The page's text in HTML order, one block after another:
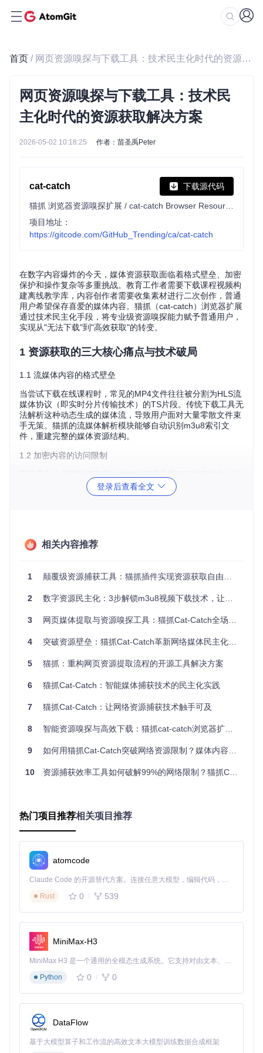
首页 / 网页资源嗅探与下载工具：技术民主化时代的资源获取解决方案
网页资源嗅探与下载工具：技术民
主化时代的资源获取解决方案
2026-05-02 10:18:25 作者：苗圣禹Peter
cat-catch 下载源代码
项目地址：
https://gitcode.com/GitHub_Trending/ca/cat-catch
在数字内容爆炸的今天，媒体资源获取面临着格式壁垒、加密
保护和操作复杂等多重挑战。教育工作者需要下载课程视频构
建离线教学库，内容创作者需要收集素材进行二次创作，普通
用户希望保存喜爱的媒体内容。猫抓（cat-catch）浏览器扩展
通过技术民主化手段，将专业级资源嗅探能力赋予普通用户，
实现从"无法下载"到"高效获取"的转变。
1 资源获取的三大核心痛点与技术破局
1.1 流媒体内容的格式壁垒
当尝试下载在线课程时，常见的MP4文件往往被分割为HLS流
媒体协议（即实时分片传输技术）的TS片段。传统下载工具无
法解析这种动态生成的媒体流，导致用户面对大量零散文件束
手无策。猫抓的流媒体解析模块能够自动识别m3u8索引文
件，重建完整的媒体资源结构。
1.2 加密内容的访问限制
遇到加密视频流时，系统会自动启动AES解密模块，用户只需
输入密钥即可完成解密流程，无需掌握复杂的加密算法知识。
大量时间。猫抓的批量任务管理系统支持同时处理多个下载任
分析，但无法找到明显的下载按钮。
页面中动态加载的视频、音频资源。
求，识别出符合媒体特征的资源URL并分类展示。
需手动查找网络请求
自动识别并分类资源
平均耗时15分钟/页
实时检测，响应时间<3秒
识别准确率约60%
识别准确率达95%以上
图1：猫抓插件自动识别的网页视频资源列表，显示文件名
称、大小及操作选项
2.2 m3u8流媒体解析系统
场景描述 ：视频创作者需要下载在线直播回放进行后期剪辑，
但源文件为m3u8格式的分片流。
技术原理 ：解析m3u8索引文件，重组TS分片，支持自定义合
并格式与解密参数。
片文件，用户可设置下载线程数（默认32线程）和输出格式。
效果对比：
传统方法
需手动合并TS文件
自动合并为MP4格式
不支持加密内容
内置AES解密功能
图2：猫抓m3u8解析器显示分片列表与下载控制选项
登录后查看全文
相关内容推荐
1 颠覆级资源捕获工具：猫抓插件实现资源获取自由的技术革命
2 数字资源民主化：3步解锁m3u8视频下载技术，让专业工具从此平民化
3 网页媒体提取与资源嗅探工具：猫抓Cat-Catch全场景应用指南
4 突破资源壁垒：猫抓Cat-Catch革新网络媒体民主化获取方式
5 猫抓：重构网页资源提取流程的开源工具解决方案
6 猫抓Cat-Catch：智能媒体捕获技术的民主化实践
7 猫抓Cat-Catch：让网络资源捕获技术触手可及
8 智能资源嗅探与高效下载：猫抓cat-catch浏览器扩展的创新应用方案
9 如何用猫抓Cat-Catch突破网络资源限制？媒体内容捕获工具全攻略
10 资源捕获效率工具如何破解99%的网络限制？猫抓Cat-Catch让媒体提取技术人人可用
热门项目推荐相关项目推荐
atomcode
Claude Code 的开源替代方案。连接任意大模型，编辑代码，运行命令，自动验证 — 全自动执行。用 Rust 构建，极致性能。 ｜ An open-source alternative to Claude Code. Connect any LLM, edit code, run commands, and verify changes — autonomously. Built in Rust for speed. Get Started
Rust
0 539
MiniMax-H3
MiniMax H3 是一个通用的全模态生成系统。它支持对由文本、图像、视频和音频组成的多模态上下文进行统一理解，并能生成分辨率高达 2K、时长可达 15 秒的带原生立体声音频的视频。得益于面向任务泛化的系统设计，H3 在预训练阶段就已具备广泛的多模态上下文理解与生成能力，能够出色地执行复杂的多模态指令。
Python
0 0
DataFlow
基于大模型算子和工作流的高效文本大模型训练数据合成框架